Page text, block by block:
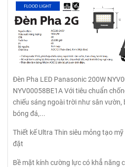
Đèn Pha LED Panasonic 200W
NYV00058BE1A Với tiêu chuẩn
chiếu sáng ngoài trời như sân vườn,
bóng đá,...
Thiết kế Ultra Thin siêu mỏng tạo
đặt
Bề mặt kính cường lực có khẳ năng